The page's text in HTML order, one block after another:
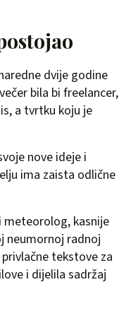
dvije godine
bila bi freelancer,
a tvrtku koju je
nove ideje i
ima zaista odlične
meteorolog, kasnije
neumornoj radnoj
tekstove za
i dijelila sadržaj